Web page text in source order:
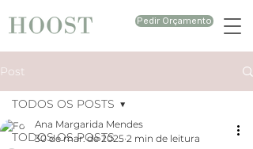
Pedir Orçamento
Post
TODOS OS POSTS
TODOS OS POSTS
Ana Margarida Mendes
30 de mar. de 2025 2 min de leitura